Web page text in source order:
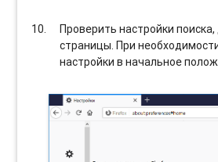
Проверить настройки
страницы. При
настройки в начальное